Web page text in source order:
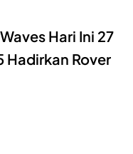
Hari Ini 27
Hadirkan Rover